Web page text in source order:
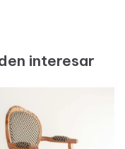
interesar